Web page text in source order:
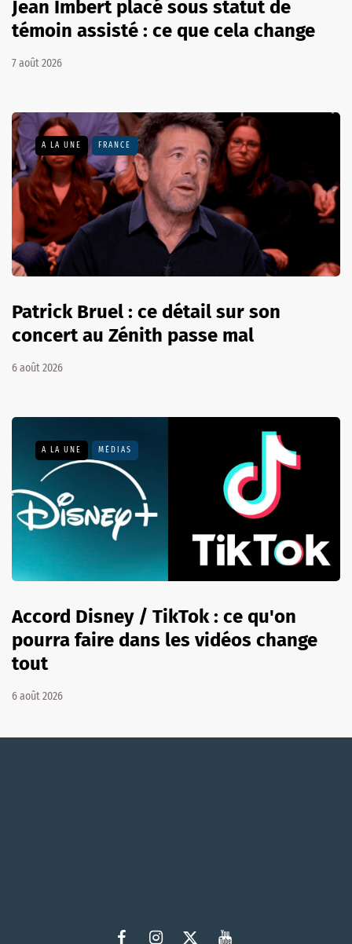
Jean Imbert placé sous statut de
témoin assisté : ce que cela change
7 août 2026
A LA UNE FRANCE
Patrick Bruel : ce détail sur son
concert au Zénith passe mal
6 août 2026
A LA UNE MÉDIAS
Accord Disney / TikTok : ce qu'on
pourra faire dans les vidéos change
tout
6 août 2026